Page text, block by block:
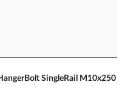
SingleRail M10x250